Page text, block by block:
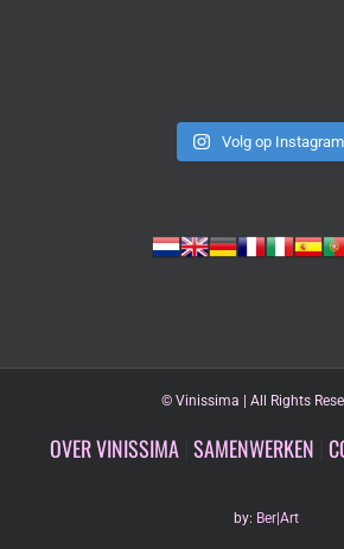
Volg op Instagram
© Vinissima | All Rights
OVER VINISSIMA SAMENWERKEN
by: Ber|Art